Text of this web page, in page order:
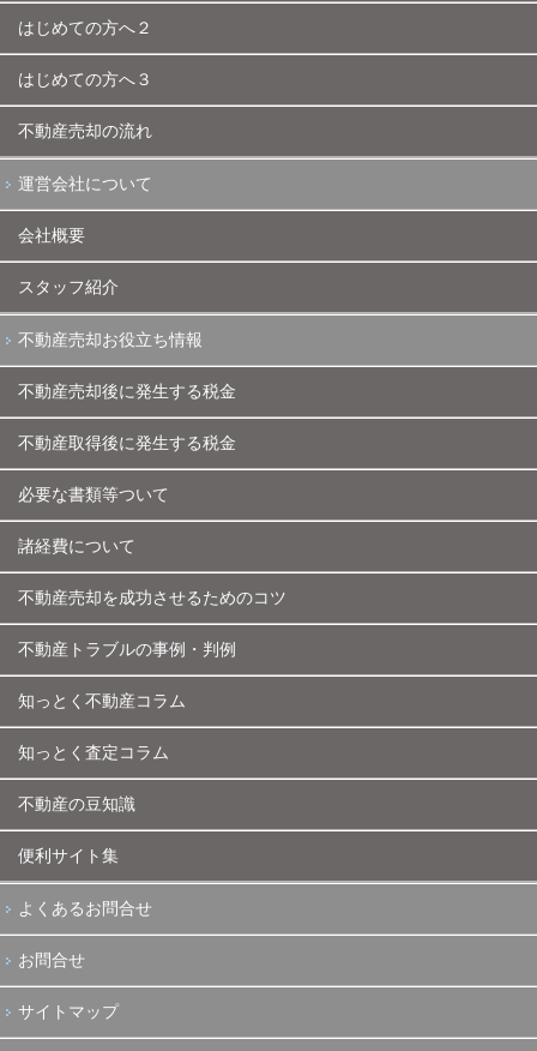
はじめての方へ２
はじめての方へ３
不動産売却の流れ
運営会社について
会社概要
スタッフ紹介
不動産売却お役立ち情報
不動産売却後に発生する税金
不動産取得後に発生する税金
必要な書類等ついて
諸経費について
不動産売却を成功させるためのコツ
不動産トラブルの事例・判例
知っとく不動産コラム
知っとく査定コラム
不動産の豆知識
便利サイト集
よくあるお問合せ
お問合せ
サイトマップ